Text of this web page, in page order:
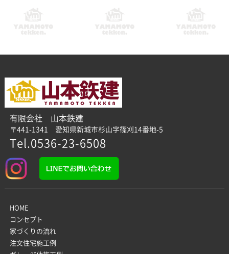
有限会社 山本鉄建
〒441-1341 愛知県新城市杉山字篠刈14番地-5
Tel.0536-23-6508
HOME
コンセプト
家づくりの流れ
注文住宅施工例